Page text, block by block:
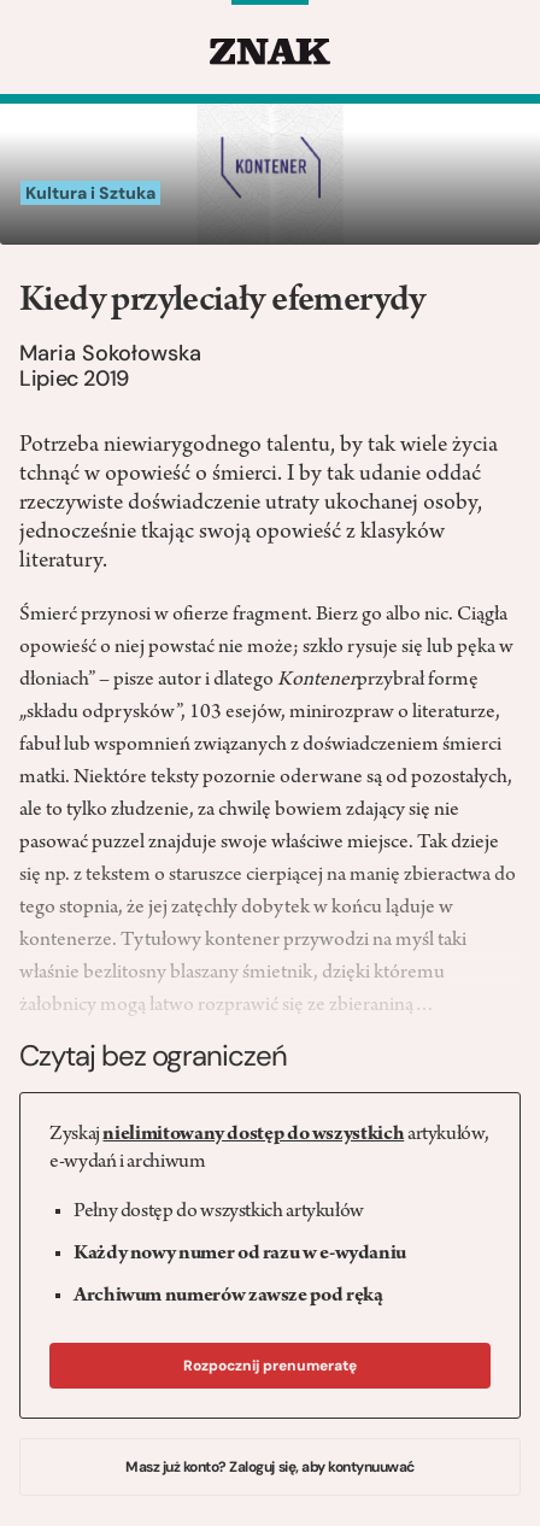
Kultura i Sztuka
Kiedy przyleciały efemerydy
Maria Sokołowska
Lipiec 2019
Potrzeba niewiarygodnego talentu, by tak wiele życia
tchnąć w opowieść o śmierci. I by tak udanie oddać
rzeczywiste doświadczenie utraty ukochanej osoby,
jednocześnie tkając swoją opowieść z klasyków
literatury.
Śmierć przynosi w ofierze fragment. Bierz go albo nic. Ciągła
opowieść o niej powstać nie może; szkło rysuje się lub pęka w
dłoniach” – pisze autor i dlatego Kontenerprzybrał formę
„składu odprysków”, 103 esejów, minirozpraw o literaturze,
fabuł lub wspomnień związanych z doświadczeniem śmierci
matki. Niektóre teksty pozornie oderwane są od pozostałych,
ale to tylko złudzenie, za chwilę bowiem zdający się nie
pasować puzzel znajduje swoje właściwe miejsce. Tak dzieje
się np. z tekstem o staruszce cierpiącej na manię zbieractwa do
tego stopnia, że jej zatęchły dobytek w końcu ląduje w
kontenerze. Tytułowy kontener przywodzi na myśl taki
właśnie bezlitosny blaszany śmietnik, dzięki któremu
żałobnicy mogą łatwo rozprawić się ze zbieraniną…
Czytaj bez ograniczeń
Zyskajnielimitowany dostęp do wszystkichartykułów,
e-wydań i archiwum
Pełny dostęp do wszystkich artykułów
Każdy nowy numer od razu w e-wydaniu
Archiwum numerów zawsze pod ręką
Rozpocznij prenumeratę
Masz już konto? Zaloguj się, aby kontynuuwać